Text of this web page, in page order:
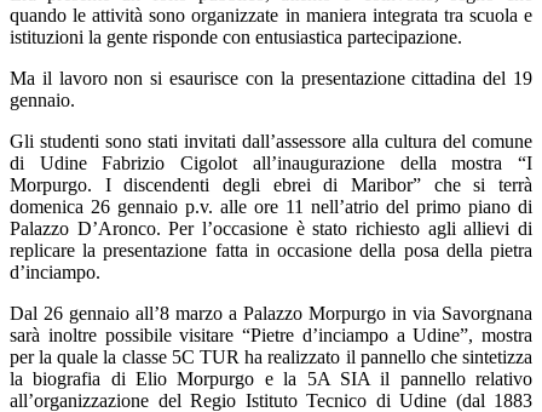
quando le attività sono organizzate in maniera integrata tra scuola e
istituzioni la gente risponde con entusiastica partecipazione.
Ma il lavoro non si esaurisce con la presentazione cittadina del 19
gennaio.
Gli studenti sono stati invitati dall’assessore alla cultura del comune
di Udine Fabrizio Cigolot all’inaugurazione della mostra “I
Morpurgo. I discendenti degli ebrei di Maribor” che si terrà
domenica 26 gennaio p.v. alle ore 11 nell’atrio del primo piano di
Palazzo D’Aronco. Per l’occasione è stato richiesto agli allievi di
replicare la presentazione fatta in occasione della posa della pietra
d’inciampo.
Dal 26 gennaio all’8 marzo a Palazzo Morpurgo in via Savorgnana
sarà inoltre possibile visitare “Pietre d’inciampo a Udine”, mostra
per la quale la classe 5C TUR ha realizzato il pannello che sintetizza
la biografia di Elio Morpurgo e la 5A SIA il pannello relativo
all’organizzazione del Regio Istituto Tecnico di Udine (dal 1883